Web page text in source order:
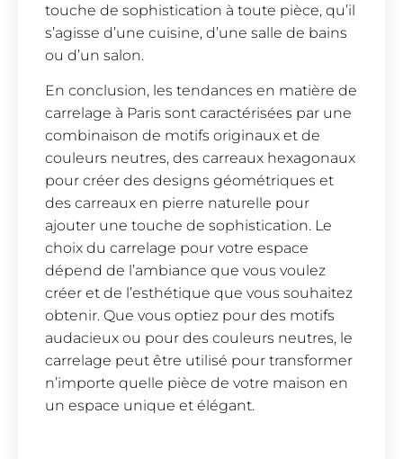
touche de sophistication à toute pièce, qu’il
s’agisse d’une cuisine, d’une salle de bains
ou d’un salon.
En conclusion, les tendances en matière de
carrelage à Paris sont caractérisées par une
combinaison de motifs originaux et de
couleurs neutres, des carreaux hexagonaux
pour créer des designs géométriques et
des carreaux en pierre naturelle pour
ajouter une touche de sophistication. Le
choix du carrelage pour votre espace
dépend de l’ambiance que vous voulez
créer et de l’esthétique que vous souhaitez
obtenir. Que vous optiez pour des motifs
audacieux ou pour des couleurs neutres, le
carrelage peut être utilisé pour transformer
n’importe quelle pièce de votre maison en
un espace unique et élégant.